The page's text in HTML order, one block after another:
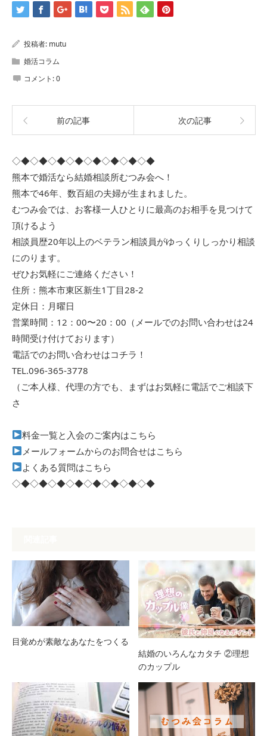
投稿者: mutu
婚活コラム
コメント:0
前の記事 次の記事
◇◆◇◆◇◆◇◆◇◆◇◆◇◆◇◆
熊本で婚活なら結婚相談所むつみ会へ！
熊本で46年、数百組の夫婦が生まれました。
むつみ会では、お客様一人ひとりに最高のお相手を見つけて
頂けるよう
相談員歴20年以上のベテラン相談員がゆっくりしっかり相談
にのります。
ぜひお気軽にご連絡ください！
住所：熊本市東区新生1丁目28-2
定休日：月曜日
営業時間：12：00〜20：00（メールでのお問い合わせは24
時間受け付けております）
電話でのお問い合わせはコチラ！
TEL.096-365-3778
（ご本人様、代理の方でも、まずはお気軽に電話でご相談下
さ
料金一覧と入会のご案内はこちら
メールフォームからのお問合せはこちら
よくある質問はこちら
◇◆◇◆◇◆◇◆◇◆◇◆◇◆◇◆
目覚めが素敵なあなたをつくる
結婚のいろんなカタチ ②理想
のカップル